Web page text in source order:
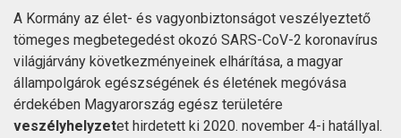
A Kormány az élet- és vagyonbiztonságot veszélyeztető
tömeges megbetegedést okozó SARS-CoV-2 koronavírus
világjárvány következményeinek elhárítása, a magyar
állampolgárok egészségének és életének megóvása
érdekében Magyarország egész területére
veszélyhelyzetet hirdetett ki 2020. november 4-i hatállyal.